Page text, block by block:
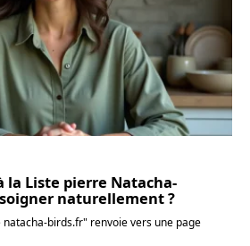
la Liste pierre Natacha-
naturellement ?
birds.fr" renvoie vers une page